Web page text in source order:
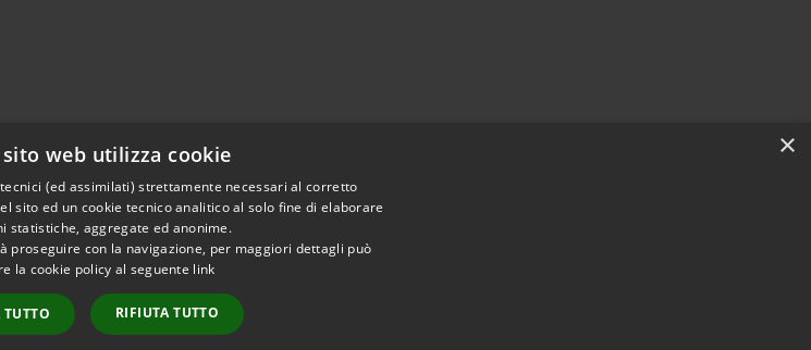
×
web utilizza cookie
(ed assimilati) strettamente necessari al corretto
sito ed un cookie tecnico analitico al solo fine di elaborare
statistiche, aggregate ed anonime.
proseguire con la navigazione, per maggiori dettagli può
la cookie policy al seguente link
TUTTO RIFIUTA TUTTO